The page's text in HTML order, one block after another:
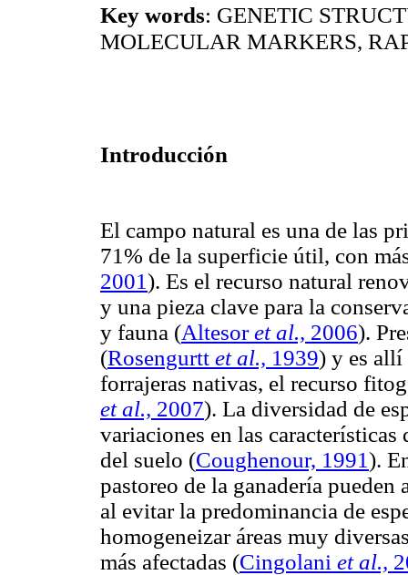
Key words: GENETIC
MOLECULAR MARKERS,
Introducción
El campo natural es una de las
71% de la superficie útil, con
2001). Es el recurso natural
y una pieza clave para la
y fauna (Altesoret al., 2006).
(Rosengurtt et al., 1939) y es allí
forrajeras nativas, el recurso
et al., 2007). La diversidad de
variaciones en las
del suelo (Coughenour, 1991).
pastoreo de la ganadería
al evitar la predominancia de
homogeneizar áreas muy
más afectadas (Cingolani et al.,